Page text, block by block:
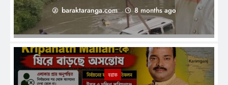
baraktaranga.com 8 months ago
বরাক